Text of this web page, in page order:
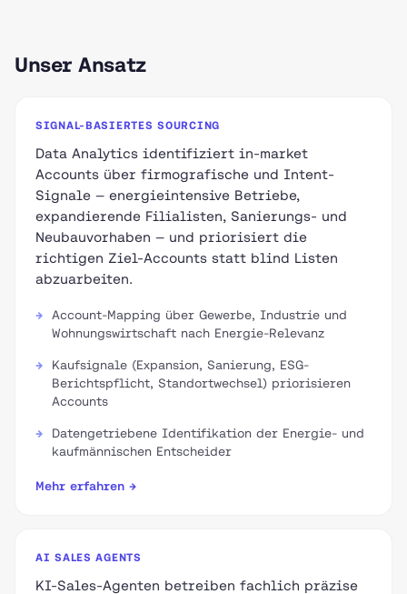
Unser Ansatz
SIGNAL-BASIERTES SOURCING
Data Analytics identifiziert in-market
Accounts über firmografische und Intent-
Signale — energieintensive Betriebe,
expandierende Filialisten, Sanierungs- und
Neubauvorhaben — und priorisiert die
richtigen Ziel-Accounts statt blind Listen
abzuarbeiten.
Account-Mapping über Gewerbe, Industrie und
Wohnungswirtschaft nach Energie-Relevanz
Kaufsignale (Expansion, Sanierung, ESG-
Berichtspflicht, Standortwechsel) priorisieren
Accounts
Datengetriebene Identifikation der Energie- und
kaufmännischen Entscheider
Mehr erfahren →
AI SALES AGENTS
KI-Sales-Agenten betreiben fachlich präzise